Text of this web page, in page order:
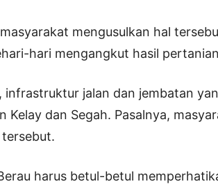
masyarakat mengusulkan hal
hari mengangkut hasil
infrastruktur jalan dan jembatan
Kelay dan Segah. Pasalnya,
harus betul-betul